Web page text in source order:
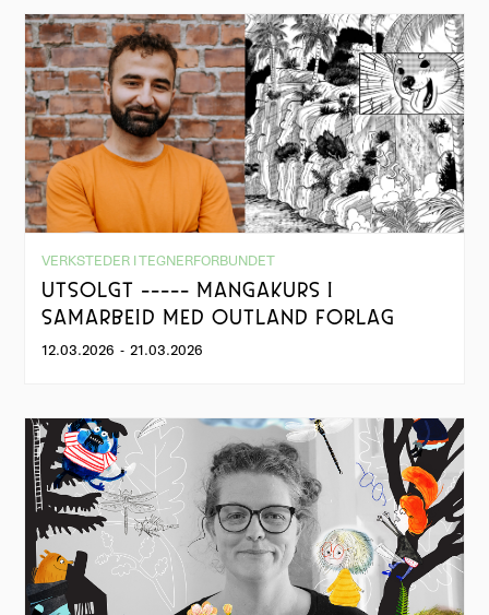
VERKSTEDER I TEGNERFORBUNDET
UTSOLGT ----- MANGAKURS I
SAMARBEID MED OUTLAND FORLAG
12.03.2026 - 21.03.2026